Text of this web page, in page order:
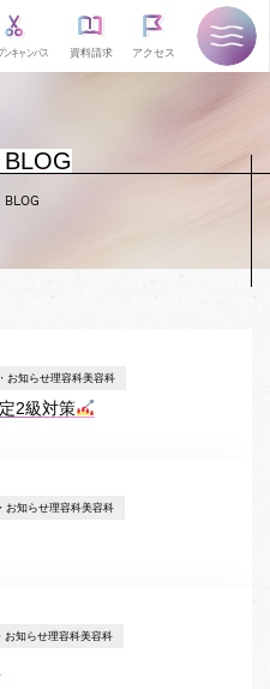
ンキャンパス 資料請求 アクセス
BLOG
お知らせ理容科美容科
2級対策
お知らせ理容科美容科
お知らせ理容科美容科